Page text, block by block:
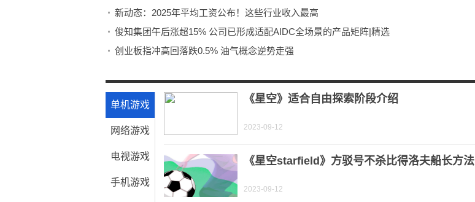
新动态：2025年平均工资公布！这些行业收入最高
俊知集团午后涨超15% 公司已形成适配AIDC全场景的产品矩阵|精选
创业板指冲高回落跌0.5% 油气概念逆势走强
单机游戏
网络游戏
电视游戏
手机游戏
《星空》适合自由探索阶段介绍
2023-09-12
《星空starfield》方驳号不杀比得洛夫船长方法
2023-09-12